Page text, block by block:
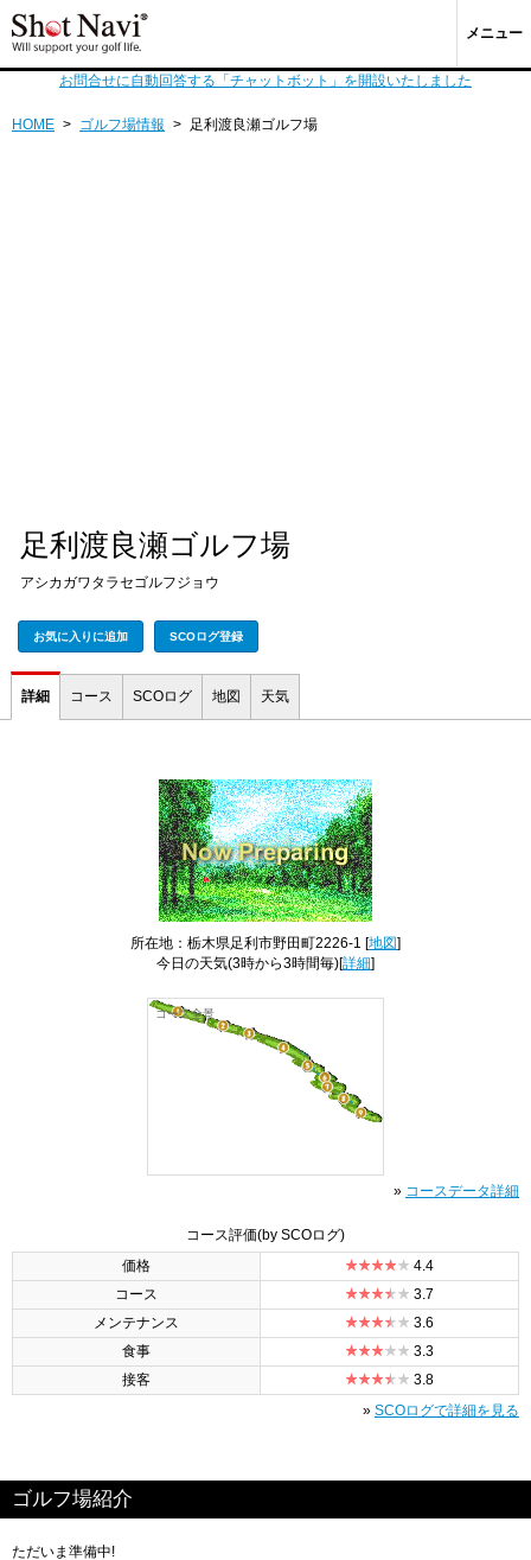
メニュー
お問合せに自動回答する「チャットボット」を開設いたしました
HOME > ゴルフ場情報 > 足利渡良瀬ゴルフ場
足利渡良瀬ゴルフ場
アシカガワタラセゴルフジョウ
お気に入りに追加 SCOログ登録
詳細 コース SCOログ 地図 天気
所在地：栃木県足利市野田町2226-1 [地図]
今日の天気(3時から3時間毎)[詳細]
コース全景
» コースデータ詳細
コース評価(by SCOログ)
価格
4.4
コース
3.7
メンテナンス
3.6
食事
3.3
接客
3.8
» SCOログで詳細を見る
ゴルフ場紹介
ただいま準備中!